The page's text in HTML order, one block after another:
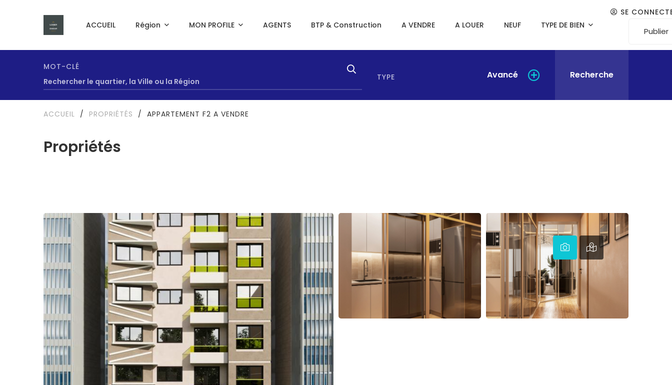
ACCUEIL Région MON PROFILE AGENTS BTP & Construction A VENDRE A LOUER NEUF TYPE DE BIEN
SE
Publier
MOT-CLÉ
TYPE
Avancé Recherche
Propriétés
ACCUEIL / PROPRIÉTÉS / APPARTEMENT F2 A VENDRE